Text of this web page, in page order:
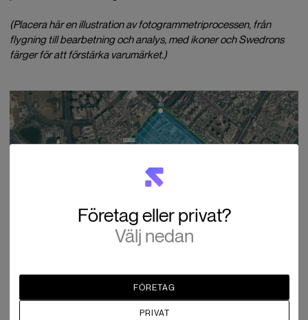
(Placera här en illustration av fotogrammetriprocessen, från
flygning till bearbetning och analys, med ikoner och Swedrons
färger för att förstärka varumärket.)
Hur ser ett typiskt arbetsflöde för
Företag eller privat?
Välj nedan
FÖRETAG
PRIVAT